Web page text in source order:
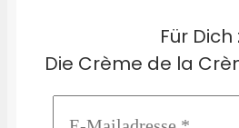
Für
Die Crème de la